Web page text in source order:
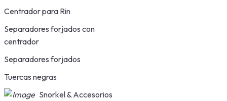
Centrador para Rin
Separadores forjados con
centrador
Separadores forjados
Tuercas negras
Snorkel & Accesorios